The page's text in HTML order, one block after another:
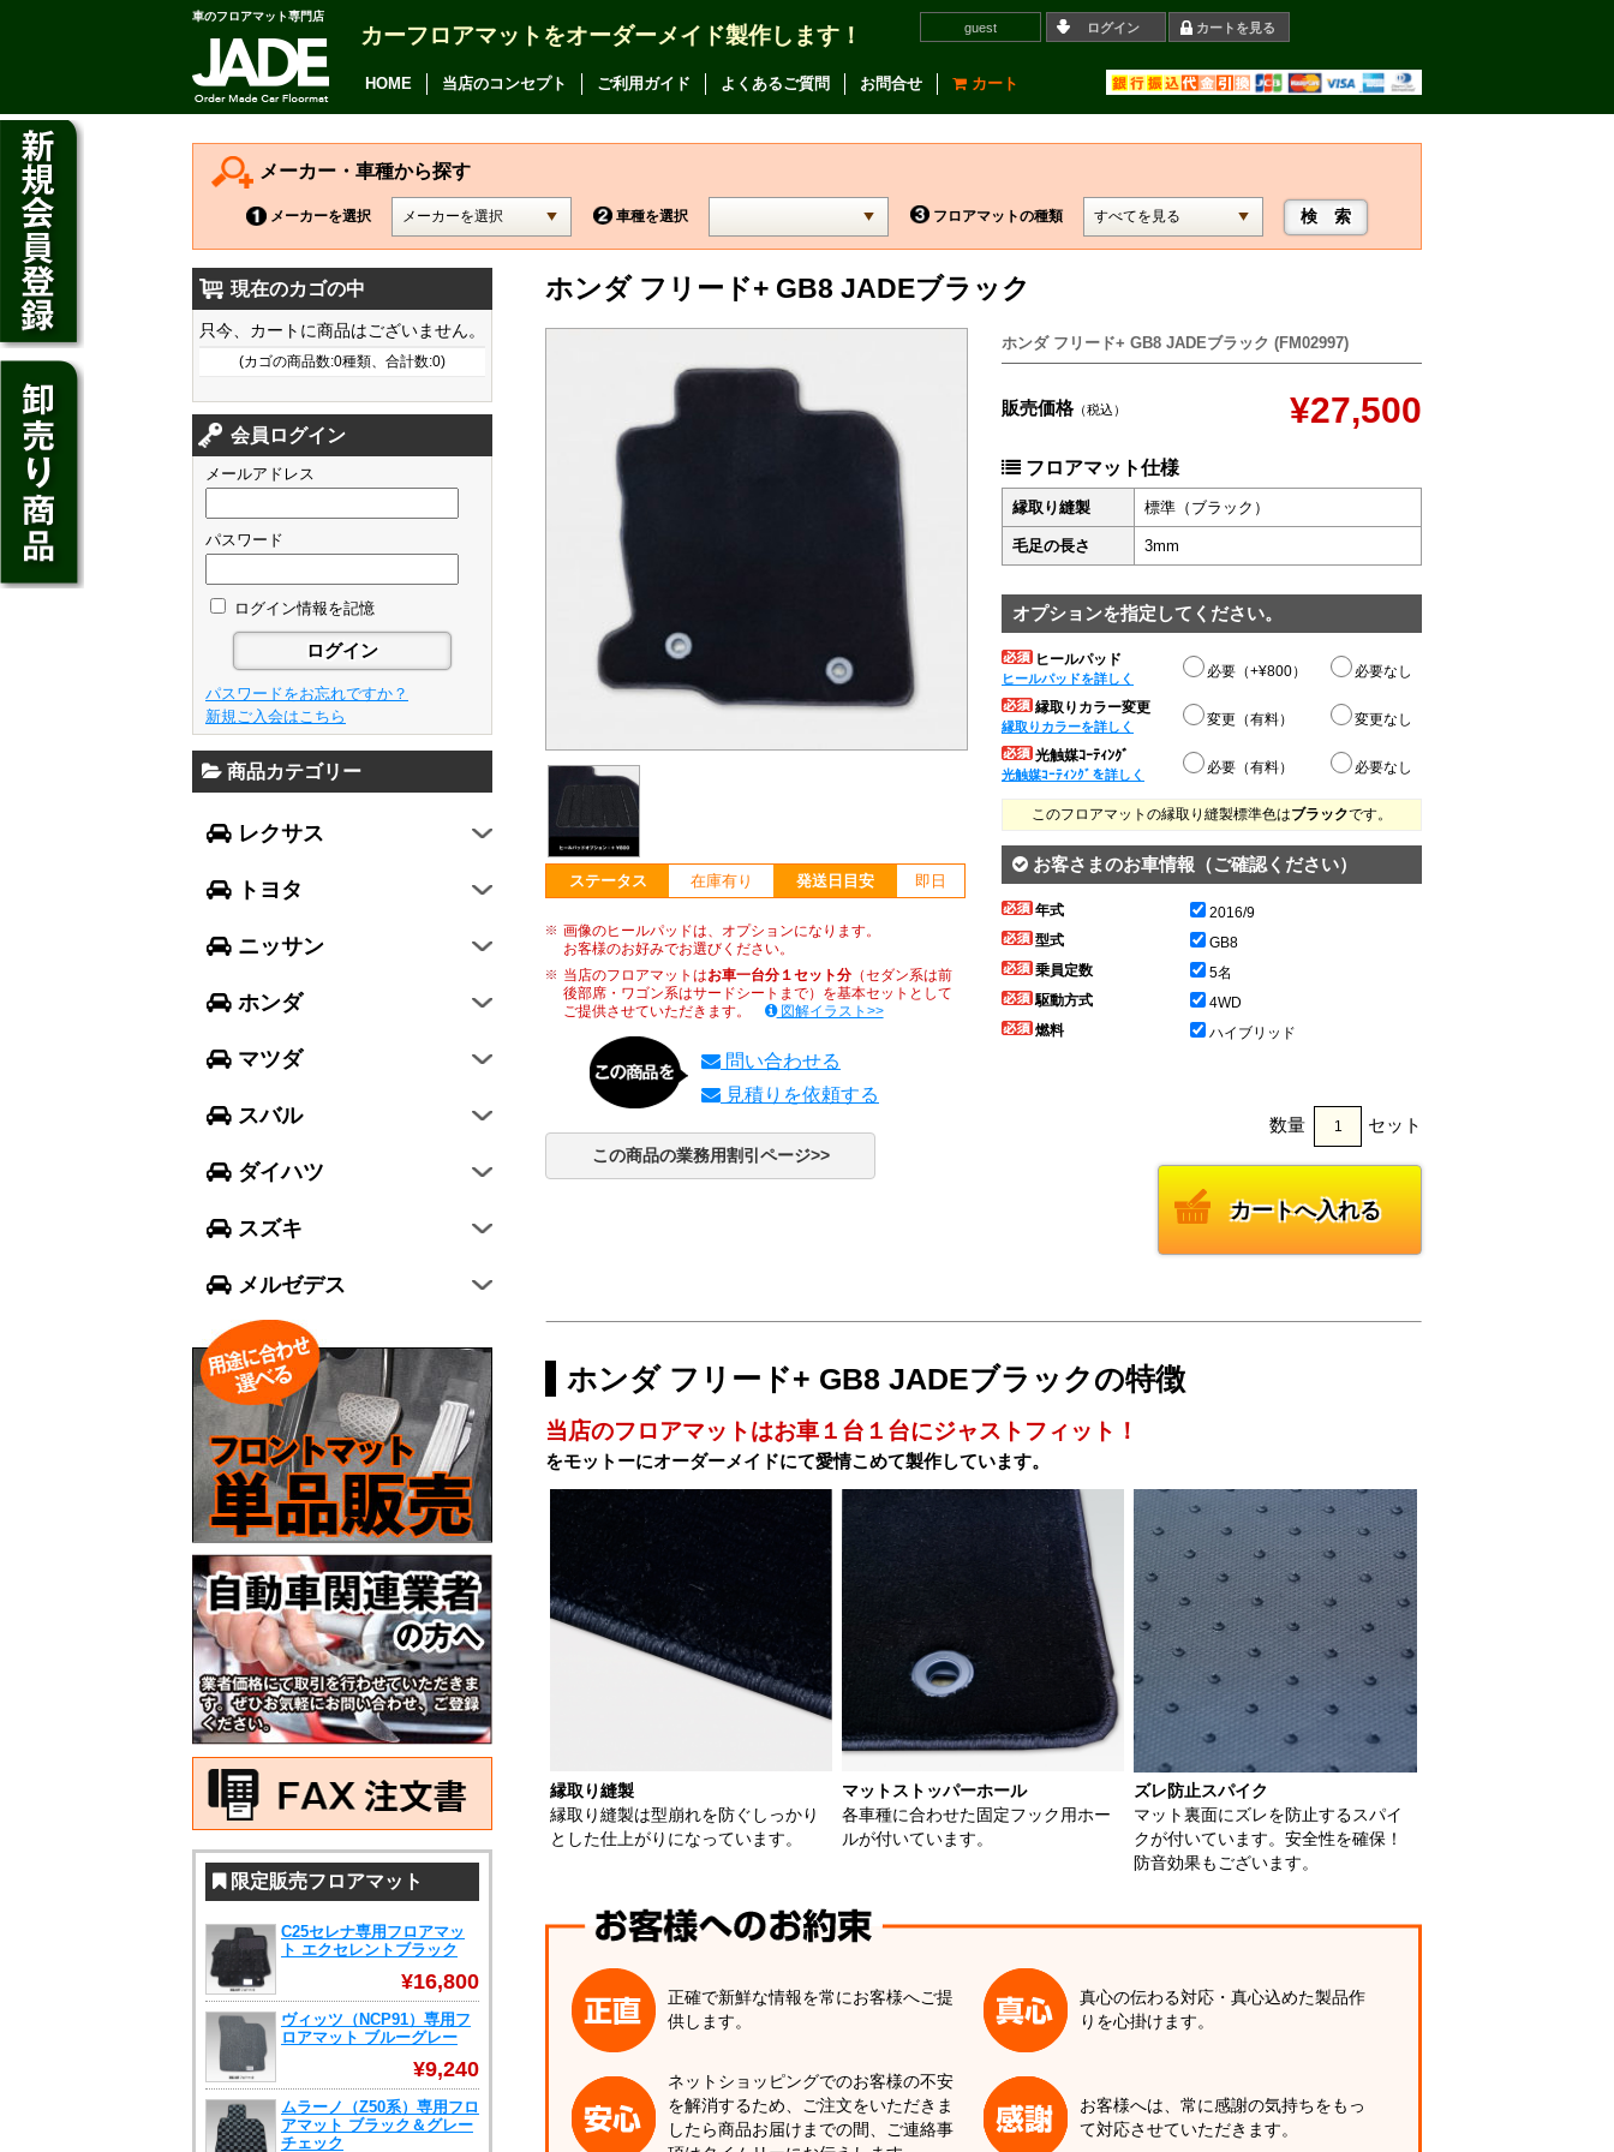
車のフロアマット専門店
カーフロアマットをオーダーメイド製作します！ guest ログイン カートを見る
HOME 当店のコンセプト ご利用ガイド よくあるご質問 お問合せ カート
メーカー・車種から探す
メーカーを選択 車種を選択 フロアマットの種類
ホンダ フリード+ GB8 JADEブラック
ステータス 在庫有り 発送日目安 即日
画像のヒールパッドは、オプションになります。
お客様のお好みでお選びください。
当店のフロアマットはお車一台分１セット分（セダン系は前
後部席・ワゴン系はサードシートまで）を基本セットとして
ご提供させていただきます。
図解イラスト>>
問い合わせる
見積りを依頼する
この商品の業務用割引ページ>>
ホンダ フリード+ GB8 JADEブラック (FM02997)
販売価格（税込） ¥27,500
フロアマット仕様
縁取り縫製 標準（ブラック）
毛足の長さ 3mm
オプションを指定してください。
ヒールパッド
ヒールパッドを詳しく 必要（+¥800） 必要なし
縁取りカラー変更
縁取りカラーを詳しく 変更（有料） 変更なし
光触媒ｺｰﾃｨﾝｸﾞ
光触媒ｺｰﾃｨﾝｸﾞを詳しく 必要（有料） 必要なし
このフロアマットの縁取り縫製標準色はブラックです。
お客さまのお車情報（ご確認ください）
年式
2016/9
型式
GB8
乗員定数
5名
駆動方式
4WD
燃料
ハイブリッド
数量 セット
ホンダ フリード+ GB8 JADEブラックの特徴
当店のフロアマットはお車１台１台にジャストフィット！
をモットーにオーダーメイドにて愛情こめて製作しています。
縁取り縫製
縁取り縫製は型崩れを防ぐしっかり
とした仕上がりになっています。
マットストッパーホール
各車種に合わせた固定フック用ホー
ルが付いています。
ズレ防止スパイク
マット裏面にズレを防止するスパイ
クが付いています。安全性を確保！
防音効果もございます。
正確で新鮮な情報を常にお客様へご提
供します。
真心の伝わる対応・真心込めた製品作
りを心掛けます。
ネットショッピングでのお客様の不安
を解消するため、ご注文をいただきま
したら商品お届けまでの間、ご連絡事
お客様へは、常に感謝の気持ちをもっ
て対応させていただきます。
現在のカゴの中
只今、カートに商品はございません。
(カゴの商品数:0種類、合計数:0)
会員ログイン
メールアドレス
パスワード
ログイン情報を記憶
パスワードをお忘れですか？
新規ご入会はこちら
商品カテゴリー
レクサス
CT200h
HS250h
GS
GS F
NX
RX
LX570
RC
LC
トヨタ
アルファード
ヴェルファイア
カムリ
カローラ アクシオ
プレミオ
プリウス
SAI
クラウン アスリート
クラウン マジェスタ
クラウン ロイヤル
アベンシス
カローラ フィールダー
プリウスα
FJクルーザー
CH-R
ハリアー
86
ニッサン
デイズ
デイズ ルークス
ジューク
ノート
キューブ
セレナ
エルグランド
エクストレイル
ティアナ
スカイライン
GT-R
ホンダ
フィット
シャトル
ジェイド
フリード
N-ONE
N-BOX
N-BOX SLASH
N-BOX+
N-WGN
グレイス
ヴェゼル
マツダ
フレア
フレアワゴン
フレアクロスオーバー
キャロル
デミオ
アクセラ スポーツ
アテンザ ワゴン
CX-3
ビアンテ
スバル
レガシィ B4
レガシィ アウトバック
WRX S4
インプレッサ スポーツ
インプレッサ G4
エクシーガ クロスオーバー7
ダイハツ
ミラ イース
ミラ
ミラ ココア
ムーヴ キャンバス
タント
トール
スズキ
スペーシア
ハスラー
エヴリィワゴン
スイフト
ジムニー シエラ
メルゼデス
Aクラス
GLCクラス
限定販売フロアマット
C25セレナ専用フロアマッ
ト エクセレントブラック
¥16,800
ヴィッツ（NCP91）専用フ
ロアマット ブルーグレー
¥9,240
ムラーノ（Z50系）専用フロ
アマット ブラック＆グレー
チェック